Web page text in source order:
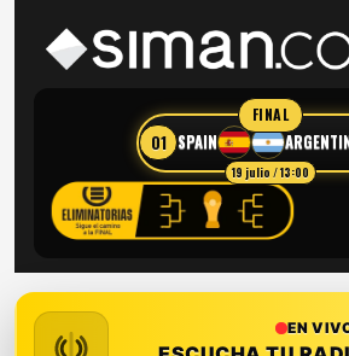
FINAL
01 SPAIN
19 julio / 13:00
EN